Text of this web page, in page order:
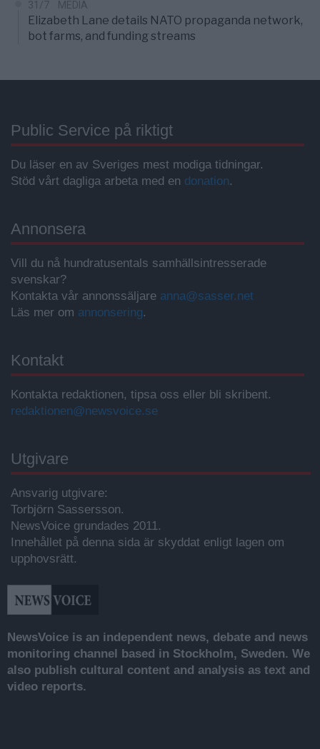
31/7 MEDIA
Elizabeth Lane details NATO propaganda network,
bot farms, and funding streams
Public Service på riktigt
Du läser en av Sveriges mest modiga tidningar.
Stöd vårt dagliga arbeta med en donation.
Annonsera
Vill du nå hundratusentals samhällsintresserade
svenskar?
Kontakta vår annonssäljare anna@sasser.net
Läs mer om annonsering.
Kontakt
Kontakta redaktionen, tipsa oss eller bli skribent.
redaktionen@newsvoice.se
Utgivare
Ansvarig utgivare:
Torbjörn Sassersson.
NewsVoice grundades 2011.
Innehållet på denna sida är skyddat enligt lagen om
upphovsrätt.
NewsVoice is an independent news, debate and news
monitoring channel based in Stockholm, Sweden. We
also publish cultural content and analysis as text and
video reports.